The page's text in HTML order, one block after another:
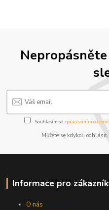
Souhlasím se zpracováním
Můžete se kdykoli
Informace pro
O nás